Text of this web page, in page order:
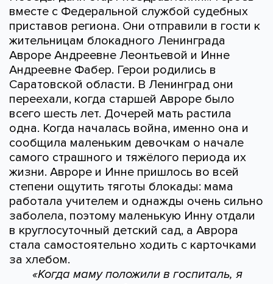
вместе с Федеральной службой судебных
приставов региона. Они отправили в гости к
жительницам блокадного Ленинграда
Авроре Андреевне Леонтьевой и Инне
Андреевне Фабер. Герои родились в
Саратовской области. В Ленинград они
переехали, когда старшей Авроре было
всего шесть лет. Дочерей мать растила
одна. Когда началась война, именно она и
сообщила маленьким девочкам о начале
самого страшного и тяжёлого периода их
жизни. Авроре и Инне пришлось во всей
степени ощутить тяготы блокады: мама
работала учителем и однажды очень сильно
заболела, поэтому маленькую Инну отдали
в круглосуточный детский сад, а Аврора
стала самостоятельно ходить с карточками
за хлебом.
«Когда маму положили в госпиталь, я